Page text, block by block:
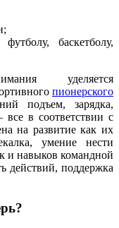
баскетболу,
уделяется
пионерского
подъем, зарядка,
в соответствии с
на развитие как их
умение нести
и навыков командной
действий, поддержка